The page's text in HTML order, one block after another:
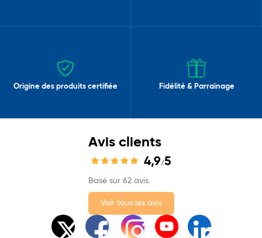
Origine des produits certifiée Fidélité & Parrainage
Avis clients
4,9/5
Basé sur 62 avis.
Voir tous les avis